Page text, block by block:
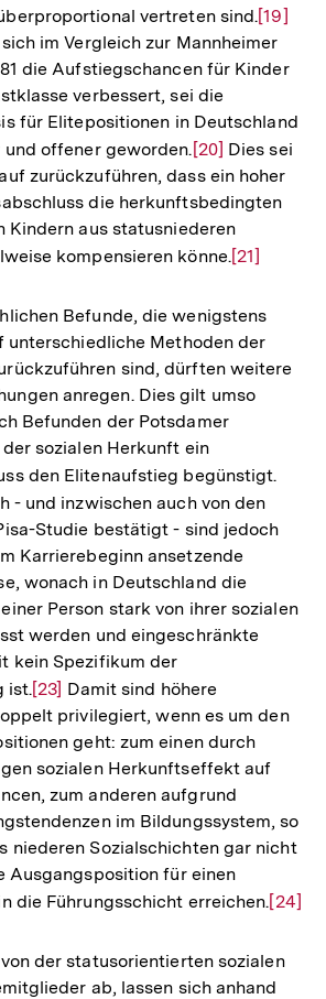
vertreten sind.Zur
der
[19]
im Vergleich zur Mannheimer
die Aufstiegschancen für Kinder
verbessert, sei die
für Elitepositionen in Deutschland
offener geworden. Zur
Auflösung
der
Fußnote
[20] Dies sei
zurückzuführen, dass ein hoher
die herkunftsbedingten
Kindern aus statusniederen
kompensieren könne.Zur
der
Fußnote
[21]
Befunde, die wenigstens
unterschiedliche Methoden der
sind, dürften weitere
anregen. Dies gilt umso
Befunden der Potsdamer
sozialen Herkunft ein
den Elitenaufstieg begünstigt.
der
- und inzwischen auch von den
Studie bestätigt - sind jedoch
Karrierebeginn ansetzende
wonach in Deutschland die
Person stark von ihrer sozialen
werden und eingeschränkte
kein Spezifikum der
ist.Zur
Auflösung
der
Fußnote
[23] Damit sind höhere
privilegiert, wenn es um den
geht: zum einen durch
sozialen Herkunftseffekt auf
zum anderen aufgrund
im Bildungssystem, so
niederen Sozialschichten gar nicht
Ausgangsposition für einen
die Führungsschicht erreichen.Zur
der
[24]
der statusorientierten sozialen
ab, lassen sich anhand